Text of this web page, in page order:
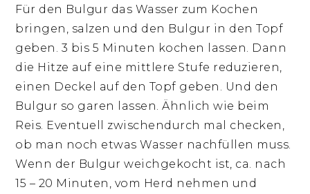
Für den Bulgur das Wasser zum Kochen
bringen, salzen und den Bulgur in den Topf
geben. 3 bis 5 Minuten kochen lassen. Dann
die Hitze auf eine mittlere Stufe reduzieren,
einen Deckel auf den Topf geben. Und den
Bulgur so garen lassen. Ähnlich wie beim
Reis. Eventuell zwischendurch mal checken,
ob man noch etwas Wasser nachfüllen muss.
Wenn der Bulgur weichgekocht ist, ca. nach
15 – 20 Minuten, vom Herd nehmen und